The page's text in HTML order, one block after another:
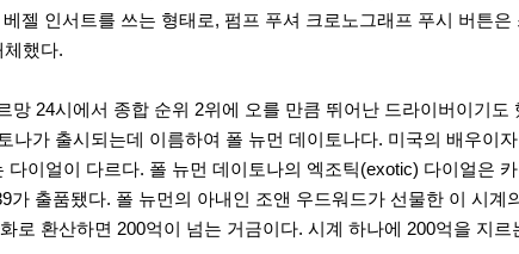
젤 인서트를 쓰는 형태로, 펌프 푸셔 크로노그래프 푸시 버튼
체했다.
망 24시에서 종합 순위 2위에 오를 만큼 뛰어난 드라이버이기도
나가 출시되는데 이름하여 폴 뉴먼 데이토나다. 미국의 배우
이얼이 다르다. 폴 뉴먼 데이토나의 엑조틱(exotic) 다이얼은
가 출품됐다. 폴 뉴먼의 아내인 조앤 우드워드가 선물한 이 시
로 환산하면 200억이 넘는 거금이다. 시계 하나에 200억을 지